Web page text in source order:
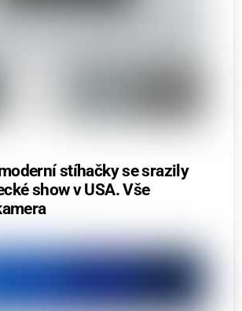
stíhačky se srazily
show v USA. Vše